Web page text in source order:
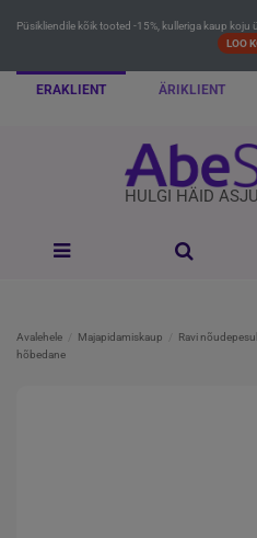
Püsikliendile kõik tooted -15%, kulleriga kaup koju
LOO
ERAKLIENT ÄRIKLIENT
HULGI HÄID ASJU
Avalehele Majapidamiskaup
Ravi
hõbedane